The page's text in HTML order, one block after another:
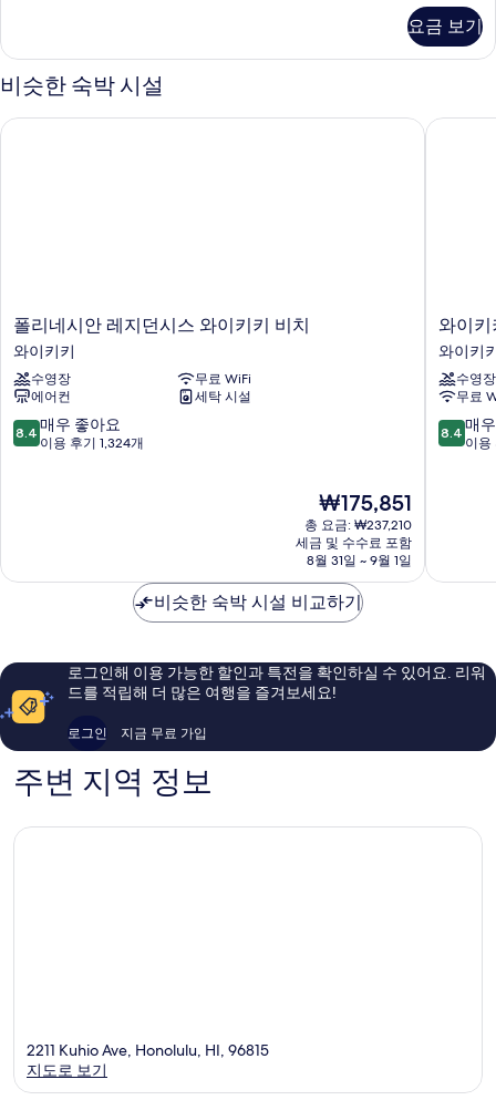
기
기
코
니,
시
내
보
기
스
튜
디
오,
발
기
요금 보기
비슷한 숙박 시설
폴
리
네
시
안
레
지
키
이
키
폴리네시안 레지던시스 와이키키 비치
와이키키
수영장
무료 WiFi
에어컨
세탁 시설
10
점
우
이
후
기
8.4 매우 좋아요
이용 후기 1,324개
현
재
요
금
₩175,851
₩175,851
총 요금: ₩237,210
세금 및 수수료 포함
8월 31일 ~ 9월 1일
폴리네시안 레지던시스 와이키키 비치
와
이
키
키
리
조
트
와이키
와이키
수영장
무료
10
점
우
이
용
8.4 매
이용
와이키
비슷한 숙박 시설 비교하기
로그인해 이용 가능한 할인과 특전을 확인하실 수 있어요. 리워
드를 적립해 더 많은 여행을 즐겨보세요!
로그인 지금 무료 가입
주변 지역 정보
2211 Kuhio Ave, Honolulu, HI, 96815
지도로 보기